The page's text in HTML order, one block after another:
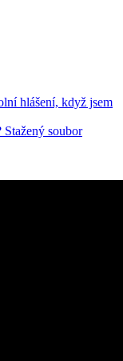
hlášení, když jsem
soubor